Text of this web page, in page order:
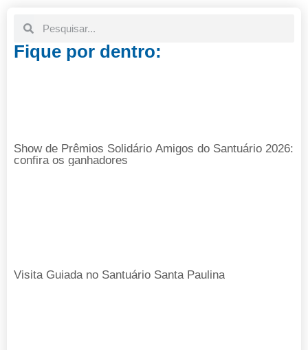
Fique por dentro:
Show de Prêmios Solidário Amigos do Santuário 2026:
confira os ganhadores
Visita Guiada no Santuário Santa Paulina